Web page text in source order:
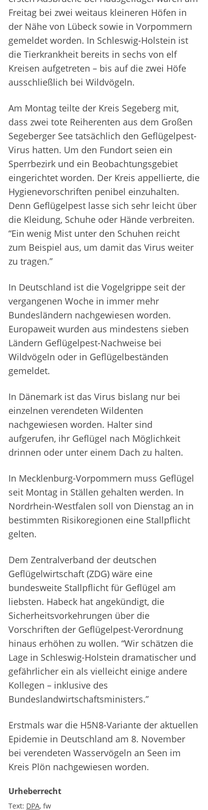
Freitag bei zwei weitaus kleineren Höfen in
der Nähe von Lübeck sowie in Vorpommern
gemeldet worden. In Schleswig-Holstein ist
die Tierkrankheit bereits in sechs von elf
Kreisen aufgetreten – bis auf die zwei Höfe
ausschließlich bei Wildvögeln.
Am Montag teilte der Kreis Segeberg mit,
dass zwei tote Reiherenten aus dem Großen
Segeberger See tatsächlich den Geflügelpest-
Virus hatten. Um den Fundort seien ein
Sperrbezirk und ein Beobachtungsgebiet
eingerichtet worden. Der Kreis appellierte, die
Hygienevorschriften penibel einzuhalten.
Denn Geflügelpest lasse sich sehr leicht über
die Kleidung, Schuhe oder Hände verbreiten.
“Ein wenig Mist unter den Schuhen reicht
zum Beispiel aus, um damit das Virus weiter
zu tragen.”
In Deutschland ist die Vogelgrippe seit der
vergangenen Woche in immer mehr
Bundesländern nachgewiesen worden.
Europaweit wurden aus mindestens sieben
Ländern Geflügelpest-Nachweise bei
Wildvögeln oder in Geflügelbeständen
gemeldet.
In Dänemark ist das Virus bislang nur bei
einzelnen verendeten Wildenten
nachgewiesen worden. Halter sind
aufgerufen, ihr Geflügel nach Möglichkeit
drinnen oder unter einem Dach zu halten.
In Mecklenburg-Vorpommern muss Geflügel
seit Montag in Ställen gehalten werden. In
Nordrhein-Westfalen soll von Dienstag an in
bestimmten Risikoregionen eine Stallpflicht
gelten.
Dem Zentralverband der deutschen
Geflügelwirtschaft (ZDG) wäre eine
bundesweite Stallpflicht für Geflügel am
liebsten. Habeck hat angekündigt, die
Sicherheitsvorkehrungen über die
Vorschriften der Geflügelpest-Verordnung
hinaus erhöhen zu wollen. “Wir schätzen die
Lage in Schleswig-Holstein dramatischer und
gefährlicher ein als vielleicht einige andere
Kollegen – inklusive des
Bundeslandwirtschaftsministers.”
Erstmals war die H5N8-Variante der aktuellen
Epidemie in Deutschland am 8. November
bei verendeten Wasservögeln an Seen im
Kreis Plön nachgewiesen worden.
Urheberrecht
Text: DPA fw